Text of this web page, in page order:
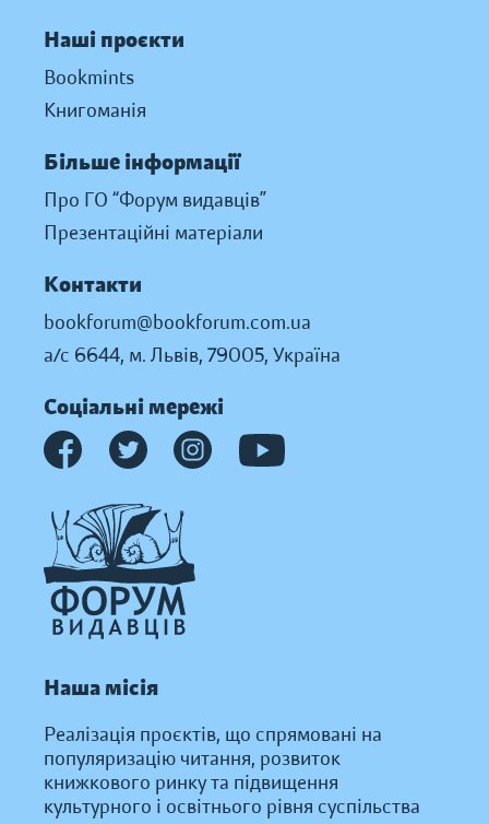
Наші проєкти
Bookmints
Книгоманія
Більше інформації
Про ГО “Форум видавців”
Презентаційні матеріали
Контакти
bookforum@bookforum.com.ua
а/с 6644, м. Львів, 79005, Україна
Соціальні мережі
Наша місія
Реалізація проєктів, що спрямовані на
популяризацію читання, розвиток
книжкового ринку та підвищення
культурного і освітнього рівня суспільства